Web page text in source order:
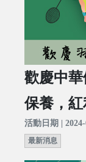
歡慶中
保養，
活動日期 |
最新消息